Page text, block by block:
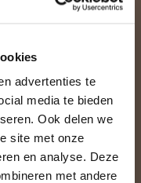
advertenties te
media te bieden
Ook delen we
site met onze
en analyse. Deze
met andere